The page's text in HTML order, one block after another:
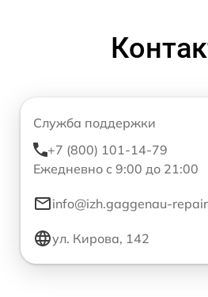
Служба поддержки
+7 (800) 101-14-79
Ежедневно с 9:00 до 21:00
info@izh.gaggenau-
ул. Кирова, 142